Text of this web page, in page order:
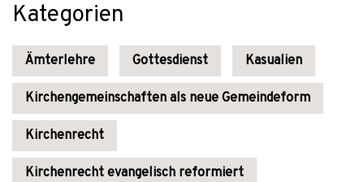
Kategorien
Ämterlehre Gottesdienst Kasualien
Kirchengemeinschaften als neue Gemeindeform
Kirchenrecht
Kirchenrecht evangelisch reformiert